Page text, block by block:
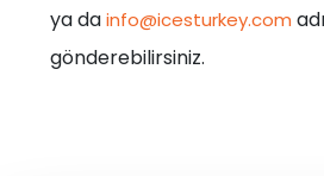
ya dainfo@icesturkey.com
gönderebilirsiniz.